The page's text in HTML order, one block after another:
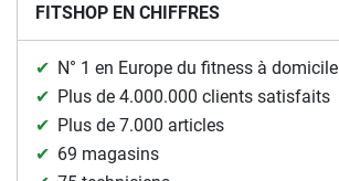
FITSHOP EN CHIFFRES
N° 1 en Europe du fitness à domicile
Plus de 4.000.000 clients satisfaits
Plus de 7.000 articles
69 magasins